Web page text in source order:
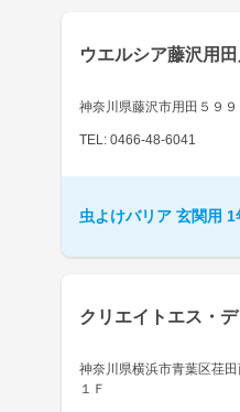
ウエルシア藤沢用
神奈川県藤沢市用田５９９
TEL: 0466-48-6041
虫よけバリア 玄関用 1
クリエイトエス・
神奈川県横浜市青葉区荏
１Ｆ